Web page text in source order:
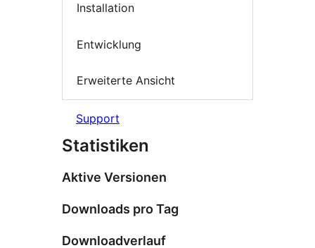
Installation
Entwicklung
Erweiterte Ansicht
Support
Statistiken
Aktive Versionen
Downloads pro Tag
Downloadverlauf